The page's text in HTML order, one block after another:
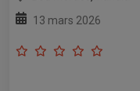
13 mars 2026